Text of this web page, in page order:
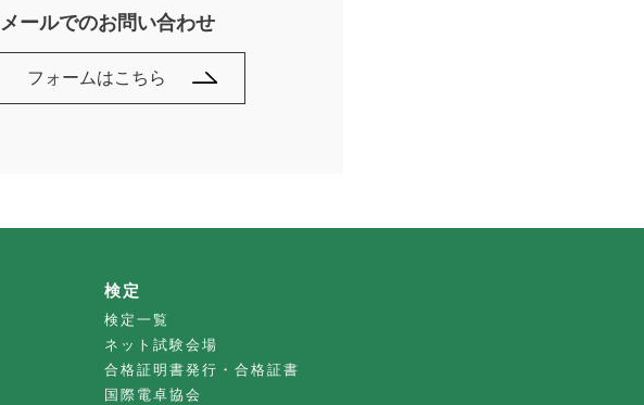
メールでのお問い合わせ
フォームはこちら
検定
検定一覧
ネット試験会場
合格証明書発行・合格証書
国際電卓協会